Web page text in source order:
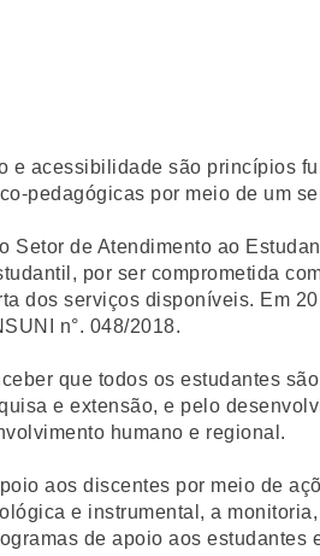
e acessibilidade são princípios
pedagógicas por meio de um
Setor de Atendimento ao
por ser comprometida
dos serviços disponíveis. Em
n°. 048/2018.
que todos os estudantes
e extensão, e pelo
humano e regional.
aos discentes por meio de
e instrumental, a
de apoio aos